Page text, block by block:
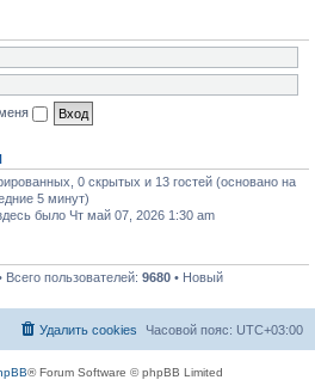
0 скрытых и 13 гостей (основано на
5 минут)
было Чт май 07, 2026 1:30 am
Всего пользователей: 9680 • Новый
Часовой пояс: UTC+03:00
Удалить cookies
® Forum Software © phpBB Limited